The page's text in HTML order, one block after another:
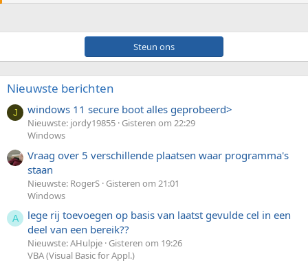
Steun ons
Nieuwste berichten
J windows 11 secure boot alles geprobeerd>
Nieuwste: jordy19855 Gisteren om 22:29
Windows
Vraag over 5 verschillende plaatsen waar programma's
staan
Nieuwste: RogerS Gisteren om 21:01
Windows
A
lege rij toevoegen op basis van laatst gevulde cel in een
deel van een bereik??
Nieuwste: AHulpje Gisteren om 19:26
VBA (Visual Basic for Appl.)